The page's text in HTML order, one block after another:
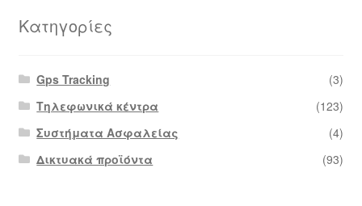
Κατηγορίες
Gps Tracking
(3)
Τηλεφωνικά κέντρα
(123)
Συστήματα Ασφαλείας
(4)
Δικτυακά προϊόντα
(93)